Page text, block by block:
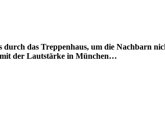
das Treppenhaus, um die Nachbarn
mit der Lautstärke in München…